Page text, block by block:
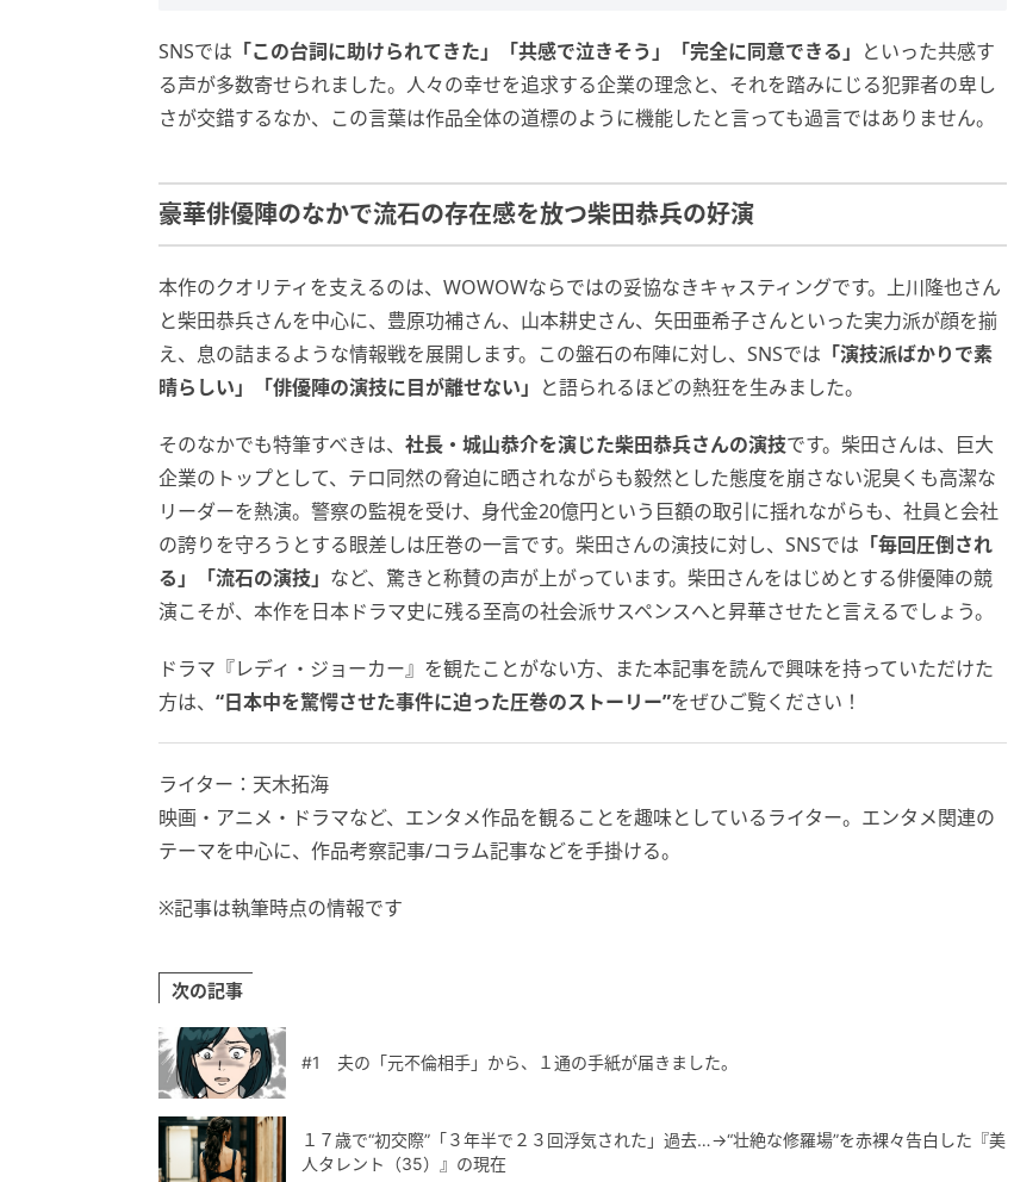
SNSでは 「この台詞に助けられてきた」「共感で泣きそう」「完全に同意できる」 といった共感す
る声が多数寄せられました。人々の幸せを追求する企業の理念と、それを踏みにじる犯罪者の卑し
さが交錯するなか、この言葉は作品全体の道標のように機能したと言っても過言ではありません。
豪華俳優陣のなかで流石の存在感を放つ柴田恭兵の好演
本作のクオリティを支えるのは、WOWOWならではの妥協なきキャスティングです。上川隆也さん
と柴田恭兵さんを中心に、豊原功補さん、山本耕史さん、矢田亜希子さんといった実力派が顔を揃
え、息の詰まるような情報戦を展開します。この盤石の布陣に対し、SNSでは 「演技派ばかりで素
晴らしい」「俳優陣の演技に目が離せない」 と語られるほどの熱狂を生みました。
そのなかでも特筆すべきは、 社長・城山恭介を演じた柴田恭兵さんの演技です。柴田さんは、巨大
企業のトップとして、テロ同然の脅迫に晒されながらも毅然とした態度を崩さない泥臭くも高潔な
リーダーを熱演。警察の監視を受け、身代金20億円という巨額の取引に揺れながらも、社員と会社
の誇りを守ろうとする眼差しは圧巻の一言です。柴田さんの演技に対し、SNSでは 「毎回圧倒され
る」「流石の演技」 など、驚きと称賛の声が上がっています。柴田さんをはじめとする俳優陣の競
演こそが、本作を日本ドラマ史に残る至高の社会派サスペンスへと昇華させたと言えるでしょう。
ドラマ『レディ・ジョーカー』を観たことがない方、また本記事を読んで興味を持っていただけた
方は、 “日本中を驚愕させた事件に迫った圧巻のストーリー”をぜひご覧ください！
ライター：天木拓海
映画・アニメ・ドラマなど、エンタメ作品を観ることを趣味としているライター。エンタメ関連の
テーマを中心に、作品考察記事/コラム記事などを手掛ける。
※記事は執筆時点の情報です
次の記事
#1 夫の「元不倫相手」から、１通の手紙が届きました。
１７歳で“初交際”「３年半で２３回浮気された」過去…→“壮絶な修羅場”を赤裸々告白した『美
人タレント（35）』の現在